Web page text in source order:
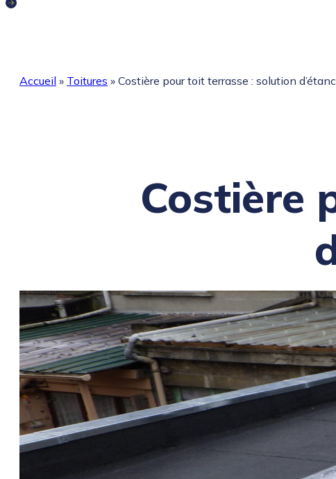
Accueil » Toitures » Costière pour toit terrasse : solution
Costière